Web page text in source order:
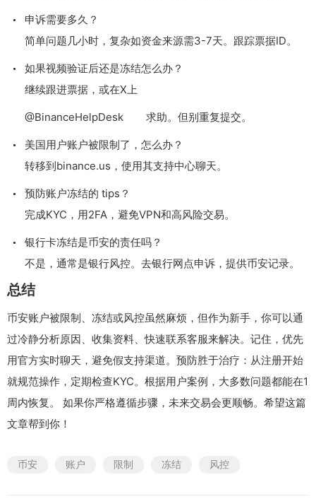
申诉需要多久？
简单问题几小时，复杂如资金来源需3-7天。跟踪票据ID。
如果视频验证后还是冻结怎么办？
继续跟进票据，或在X上
@BinanceHelpDesk 求助。但别重复提交。
美国用户账户被限制了，怎么办？
转移到binance.us，使用其支持中心聊天。
预防账户冻结的 tips？
完成KYC，用2FA，避免VPN和高风险交易。
银行卡冻结是币安的责任吗？
不是，通常是银行风控。去银行网点申诉，提供币安记录。
总结
币安账户被限制、冻结或风控虽然麻烦，但作为新手，你可以通
过冷静分析原因、收集资料、快速联系客服来解决。记住，优先
用官方实时聊天，避免假支持渠道。预防胜于治疗：从注册开始
就规范操作，定期检查KYC。根据用户案例，大多数问题都能在1
周内恢复。 如果你严格遵循步骤，未来交易会更顺畅。希望这篇
文章帮到你！
币安 账户 限制 冻结 风控